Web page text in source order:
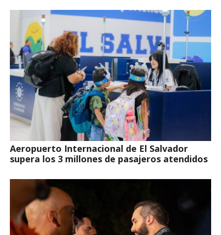
Aeropuerto Internacional de El Salvador
supera los 3 millones de pasajeros atendidos